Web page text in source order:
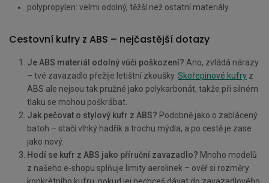
polypropylen: velmi odolný, těžší než ostatní materiály.
Cestovní kufry z ABS – nejčastější dotazy
Je ABS materiál odolný vůči poškození? Ano, zvládá nárazy
– tvé zavazadlo přežije letištní zkoušky. Skořepinové kufry z
ABS ale nejsou tak pružné jako polykarbonát, takže při silném
tlaku se mohou poškrábat.
Jak pečovat o stylový kufr z ABS? Podobně jako o zablácený
batoh – stačí vlhký hadřík a trochu mýdla, a po cestě je zase
jako nový.
Hodí se kufr z ABS jako příruční zavazadlo? Mnoho modelů
z našeho e-shopu splňuje limity aerolinek – ověř si rozměry